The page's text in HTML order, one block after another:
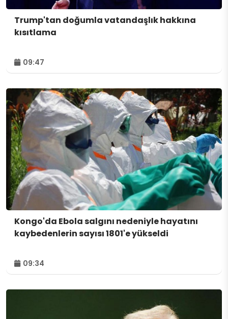
Trump'tan doğumla vatandaşlık hakkına
kısıtlama
09:47
Kongo'da Ebola salgını nedeniyle hayatını
kaybedenlerin sayısı 1801'e yükseldi
09:34